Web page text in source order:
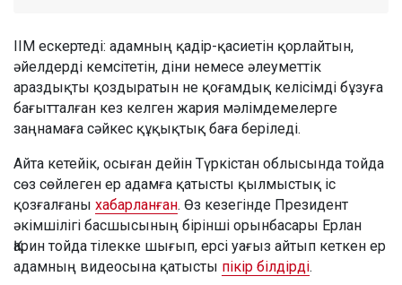
ІІМ ескертеді: адамның қадір-қасиетін қорлайтын,
әйелдерді кемсітетін, діни немесе әлеуметтік
араздықты қоздыратын не қоғамдық келісімді бұзуға
бағытталған кез келген жария мәлімдемелерге
заңнамаға сәйкес құқықтық баға беріледі.
Айта кетейік, осыған дейін Түркістан облысында тойда
сөз сөйлеген ер адамға қатысты қылмыстық іс
қозғалғаны хабарланған. Өз кезегінде Президент
әкімшілігі басшысының бірінші орынбасары Ерлан
Қарин тойда тілекке шығып, ерсі уағыз айтып кеткен ер
адамның видеосына қатысты пікір білдірді.